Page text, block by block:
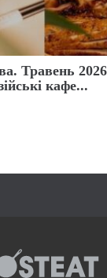
Травень
кафе...